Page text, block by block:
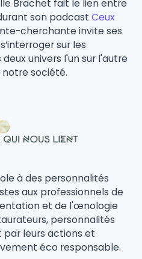
Brachet fait le lien entre
son podcastCeux
cherchante invite ses
sur les
univers l'un sur l'autre
société.
à des personnalités
aux professionnels de
et de l'œnologie
personnalités
par leurs actions et
éco responsable.